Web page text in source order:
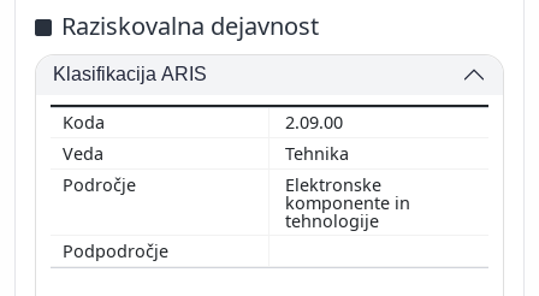
Raziskovalna dejavnost
Klasifikacija ARIS
2.09.00
Tehnika
Elektronske
komponente in
tehnologije